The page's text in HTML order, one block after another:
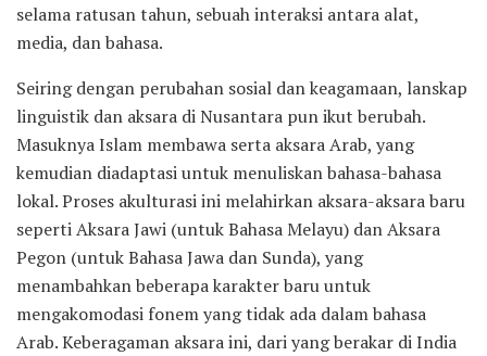
selama ratusan tahun, sebuah interaksi antara alat,
media, dan bahasa.
Seiring dengan perubahan sosial dan keagamaan, lanskap
linguistik dan aksara di Nusantara pun ikut berubah.
Masuknya Islam membawa serta aksara Arab, yang
kemudian diadaptasi untuk menuliskan bahasa-bahasa
lokal. Proses akulturasi ini melahirkan aksara-aksara baru
seperti Aksara Jawi (untuk Bahasa Melayu) dan Aksara
Pegon (untuk Bahasa Jawa dan Sunda), yang
menambahkan beberapa karakter baru untuk
mengakomodasi fonem yang tidak ada dalam bahasa
Arab. Keberagaman aksara ini, dari yang berakar di India